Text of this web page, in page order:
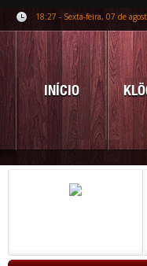
18:27 - Sexta-feira, 07 de
INÍCIO